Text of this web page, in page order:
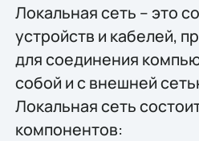
Локальная сеть – это
устройств и кабелей,
для соединения
собой и с внешней
Локальная сеть
компонентов: